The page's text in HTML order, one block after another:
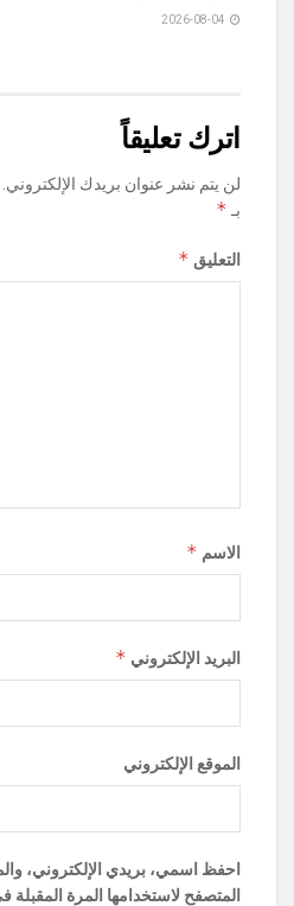
اترك تعليقاً
لن يتم نشر عنوان بريدك الإلكتروني.
بـ *
التعليق *
الاسم *
البريد الإلكتروني *
الموقع الإلكتروني
احفظ اسمي، بريدي الإلكتروني،
المتصفح لاستخدامها المرة المقبلة